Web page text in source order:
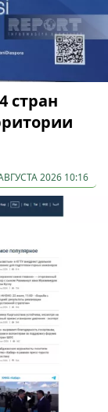
стран
2026 10:16